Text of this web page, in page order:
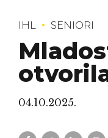
IHL SENIORI
04.10.2025.